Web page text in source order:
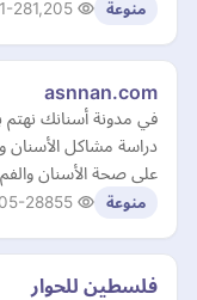
منوعة 28
asnnan.com
في مدونة أسنانك نهتم
دراسة مشاكل الأسنان
على صحة الأسنان
منوعة 28
فلسطين للحوار